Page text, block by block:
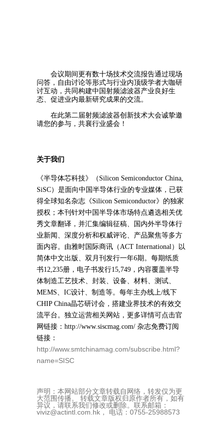
会议期间更有数十场技术交流报告通过现场
问答，自由讨论等形式与行业内顶级学者大咖研
讨互动，共同构建中国射频滤波器产业良好生
态、促进业内最新研究成果的交流。
在此第二届射频滤波器创新技术大会诚挚邀
请您的参与，共襄行业盛会！
关于我们
《半导体芯科技》（Silicon Semiconductor China,
SiSC）是面向中国半导体行业的专业媒体，已获
得全球知名杂志《Silicon Semiconductor》的独家
授权；本刊针对中国半导体市场特点遴选相关优
秀文章翻译，并汇集编辑征稿、国内外半导体行
业新闻、深度分析和权威评论、产品聚焦等多方
面内容。由雅时国际商讯（ACT International）以
简体中文出版、双月刊发行一年6期。每期纸质
书12,235册，电子书发行15,749，内容覆盖半导
体制造工艺技术、封装、设备、材料、测试、
MEMS、IC设计、制造等。每年主办线上/线下
CHIP China晶芯研讨会，搭建业界技术的有效交
流平台。独立运营相关网站，更多详情可点击官
网链接：http://www.siscmag.com/ 杂志免费订阅
链接：
http://www.smtchinamag.com/subscribe.html?
name=SISC
声明：本网站部分文章转载自网络，转发仅为更
大范围传播。 转载文章版权归原作者所有，如有
异议，请联系我们修改或删除。联系邮箱：
viviz@actintl.com.hk， 电话：0755-25988573